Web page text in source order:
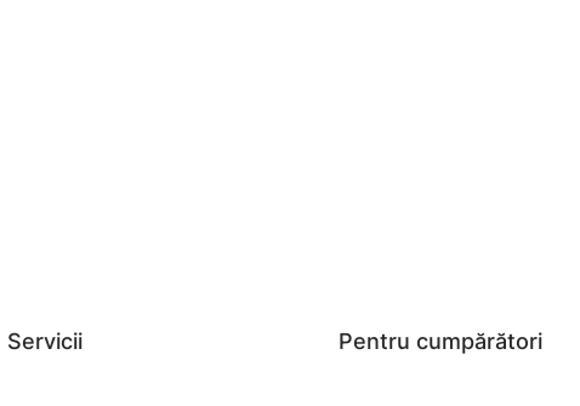
Servicii Pentru cumpărători